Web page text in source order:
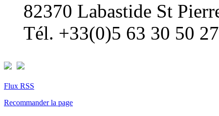
82370 Labastide St
Tél. +33(0)5 63 30 50 27
Flux RSS
Recommander la page